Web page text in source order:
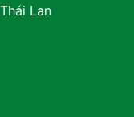
Lan